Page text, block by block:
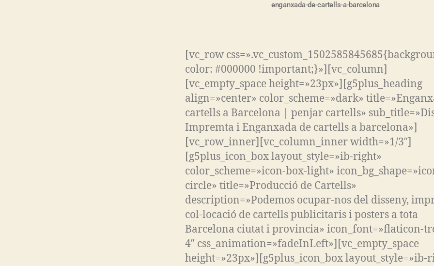
enganxada-de-cartells-a-barcelona
[vc_row
color: #000000 !important;}»][vc_column]
[vc_empty_space height=»23px»][g5plus_heading
align=»center» color_scheme=»dark»
cartells a Barcelona | penjar cartells»
Impremta i Enganxada de cartells a barcelona»]
[vc_row_inner][vc_column_inner width=»1/3″]
[g5plus_icon_box layout_style=»ib-right»
color_scheme=»icon-box-light»
circle» title=»Producció de Cartells»
description=»Podemos ocupar-nos del disseny,
col-locació de cartells publicitaris i posters a tota
Barcelona ciutat i provincia» icon_font=»flaticon-
4″ css_animation=»fadeInLeft»][vc_empty_space
height=»23px»][g5plus_icon_box layout_style=»ib-